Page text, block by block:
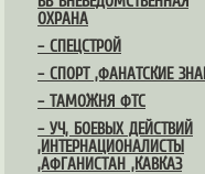
ОХРАНА
– СПЕЦСТРОЙ
– СПОРТ ,ФАНАТСКИЕ
– ТАМОЖНЯ ФТС
– УЧ, БОЕВЫХ ДЕЙСТВИЙ
,ИНТЕРНАЦИОНАЛИСТЫ
,АФГАНИСТАН ,КАВКАЗ